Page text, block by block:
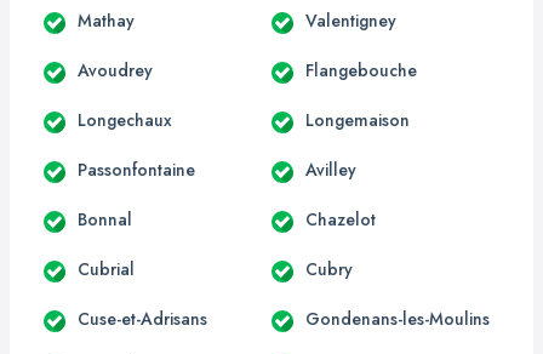
Mathay Valentigney
Avoudrey Flangebouche
Longechaux Longemaison
Passonfontaine Avilley
Bonnal Chazelot
Cubrial Cubry
Cuse-et-Adrisans Gondenans-les-Moulins